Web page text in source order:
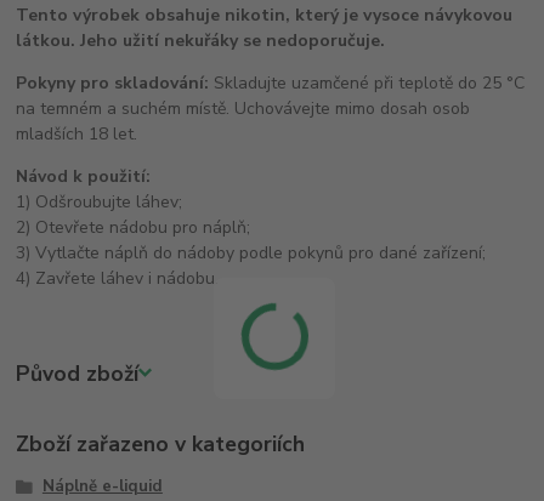
Tento výrobek obsahuje nikotin, který je vysoce návykovou
látkou. Jeho užití nekuřáky se nedoporučuje.
Pokyny pro skladování: Skladujte uzamčené při teplotě do 25 °C
na temném a suchém místě. Uchovávejte mimo dosah osob
mladších 18 let.
Návod k použití:
1) Odšroubujte láhev;
2) Otevřete nádobu pro náplň;
3) Vytlačte náplň do nádoby podle pokynů pro dané zařízení;
4) Zavřete láhev i nádobu.
Původ zboží
Zboží zařazeno v kategoriích
Náplně e-liquid